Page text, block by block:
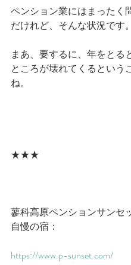
ペンション業にはまったく
だけれど、そんな状況です。
まあ、要するに、年をとる
ところが壊れてくるという
ね。
★★★
蓼科高原ペンションサンセ
自慢の宿：
https://www.p-sunset.com/​​